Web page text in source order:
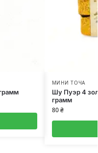
МИНИ ТОЧА
Шу Пуэр 4
грамм
80₴